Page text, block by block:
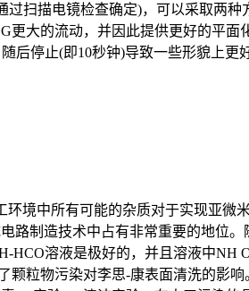
扫描电镜检查确定)，可以采取两
大的流动，并因此提供更好的平
后停止(即10秒钟)导致一些形貌上更
中所有可能的杂质对于实现亚微
路制造技术中占有非常重要的地位
溶液是极好的，并且溶液中NH
物污染对李思-康表面清洗的影